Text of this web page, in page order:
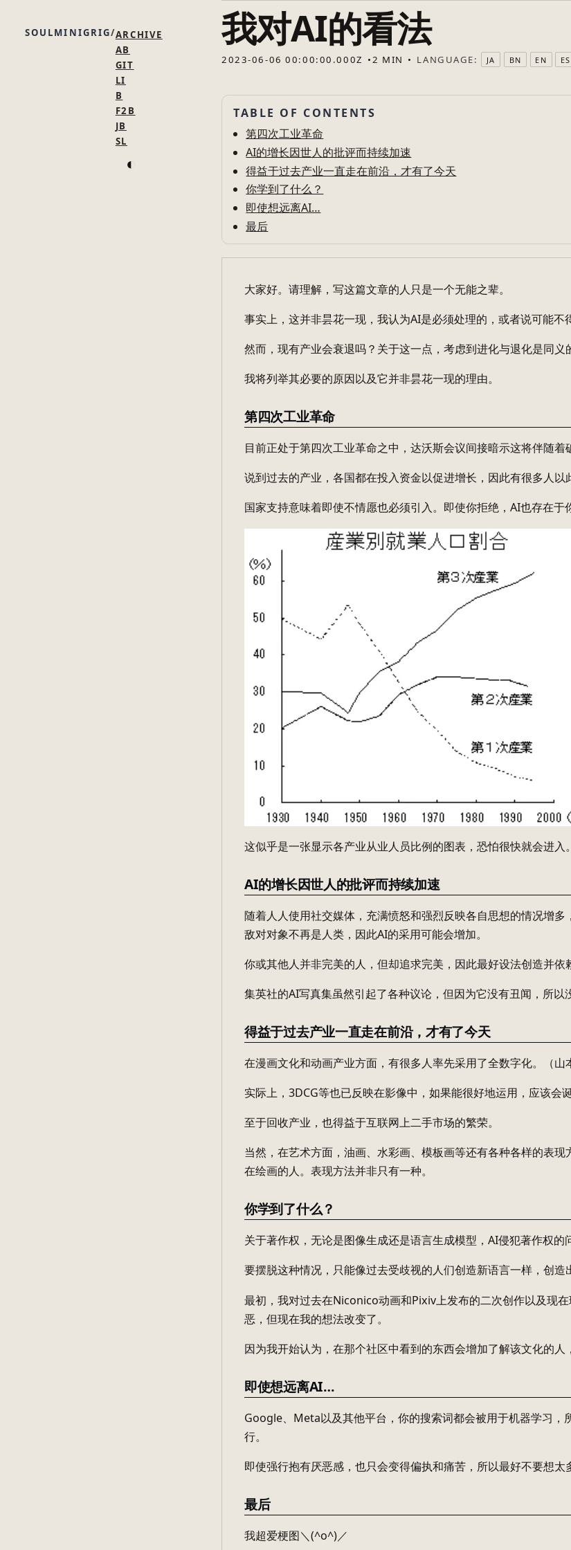
SOULMINIGRIG ARCHIVE
AB
GIT
LI
B
F2B
JB
SL
◐
我对AI的看法
2023-06-06 00:00:00.000Z 2 MIN LANGUAGE: JA BN EN ES
TABLE OF CONTENTS
第四次工业革命
AI的增长因世人的批评而持续加速
得益于过去产业一直走在前沿，才有了今天
你学到了什么？
即使想远离AI…
最后
大家好。请理解，写这篇文章的人只是一个无能之辈。
事实上，这并非昙花一现，我认为AI是必须处理的，或者说可能不
然而，现有产业会衰退吗？关于这一点，考虑到进化与退化是同义
我将列举其必要的原因以及它并非昙花一现的理由。
第四次工业革命
目前正处于第四次工业革命之中，达沃斯会议间接暗示这将伴随着
说到过去的产业，各国都在投入资金以促进增长，因此有很多人以
国家支持意味着即使不情愿也必须引入。即使你拒绝，AI也存在于
这似乎是一张显示各产业从业人员比例的图表，恐怕很快就会进入。
AI的增长因世人的批评而持续加速
随着人人使用社交媒体，充满愤怒和强烈反映各自思想的情况增
敌对对象不再是人类，因此AI的采用可能会增加。
你或其他人并非完美的人，但却追求完美，因此最好设法创造并依
集英社的AI写真集虽然引起了各种议论，但因为它没有丑闻，所以
得益于过去产业一直走在前沿，才有了今天
在漫画文化和动画产业方面，有很多人率先采用了全数字化。（
实际上，3DCG等也已反映在影像中，如果能很好地运用，应该会
至于回收产业，也得益于互联网上二手市场的繁荣。
当然，在艺术方面，油画、水彩画、模板画等还有各种各样的表
在绘画的人。表现方法并非只有一种。
你学到了什么？
关于著作权，无论是图像生成还是语言生成模型，AI侵犯著作权的
要摆脱这种情况，只能像过去受歧视的人们创造新语言一样，创造
最初，我对过去在Niconico动画和Pixiv上发布的二次创作以及现
恶，但现在我的想法改变了。
因为我开始认为，在那个社区中看到的东西会增加了解该文化的人
即使想远离AI…
Google、Meta以及其他平台，你的搜索词都会被用于机器学习
行。
即使强行抱有厌恶感，也只会变得偏执和痛苦，所以最好不要想太
最后
我超爱梗图＼(^o^)／